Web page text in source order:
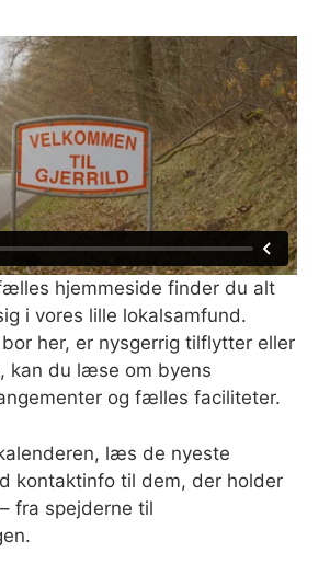
hjemmeside finder du alt
i vores lille lokalsamfund.
her, er nysgerrig tilflytter eller
kan du læse om byens
og fælles faciliteter.
læs de nyeste
kontaktinfo til dem, der holder
fra spejderne til